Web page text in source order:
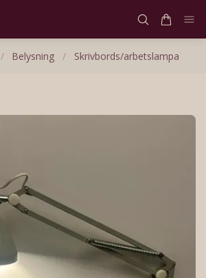
/ Belysning / Skrivbords/arbetslampa